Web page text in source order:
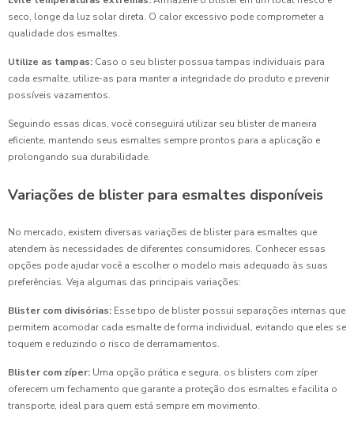
seco, longe da luz solar direta. O calor excessivo pode comprometer a
qualidade dos esmaltes.
Utilize as tampas: Caso o seu blister possua tampas individuais para
cada esmalte, utilize-as para manter a integridade do produto e prevenir
possíveis vazamentos.
Seguindo essas dicas, você conseguirá utilizar seu blister de maneira
eficiente, mantendo seus esmaltes sempre prontos para a aplicação e
prolongando sua durabilidade.
Variações de blister para esmaltes disponíveis
No mercado, existem diversas variações de blister para esmaltes que
atendem às necessidades de diferentes consumidores. Conhecer essas
opções pode ajudar você a escolher o modelo mais adequado às suas
preferências. Veja algumas das principais variações:
Blister com divisórias: Esse tipo de blister possui separações internas que
permitem acomodar cada esmalte de forma individual, evitando que eles se
toquem e reduzindo o risco de derramamentos.
Blister com zíper: Uma opção prática e segura, os blisters com zíper
oferecem um fechamento que garante a proteção dos esmaltes e facilita o
transporte, ideal para quem está sempre em movimento.